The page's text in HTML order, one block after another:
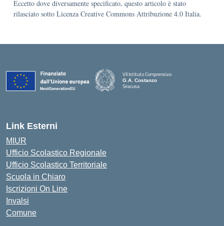
Eccetto dove diversamente specificato, questo articolo è stato
rilasciato sotto Licenza Creative Commons Attribuzione 4.0 Italia.
VII Istituto Comprensivo
G.A. Costanzo
Siracusa
Link Esterni
MIUR
Ufficio Scolastico Regionale
Ufficio Scolastico Territoriale
Scuola in Chiaro
Iscrizioni On Line
Invalsi
Comune